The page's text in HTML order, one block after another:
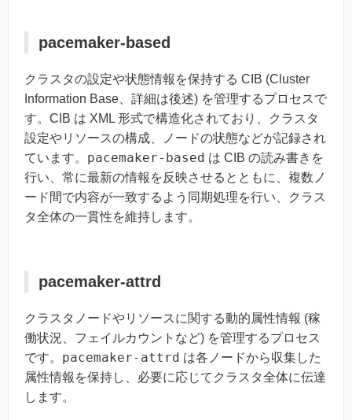
pacemaker-based
クラスタの設定や状態情報を保持する CIB (Cluster
Information Base、詳細は後述) を管理するプロセスで
す。CIB は XML 形式で構造化されており、クラスタ
設定やリソースの構成、ノードの状態などが記録され
ています。 pacemaker-based は CIB の読み書きを
行い、常に最新の情報を反映させるとともに、複数ノ
ード間で内容が一致するよう同期処理を行い、クラス
タ全体の一貫性を維持します。
pacemaker-attrd
クラスタノードやリソースに関する動的属性情報 (稼
働状況、フェイルカウントなど) を管理するプロセス
です。 pacemaker-attrd は各ノードから収集した
属性情報を保持し、必要に応じてクラスタ全体に伝達
します。